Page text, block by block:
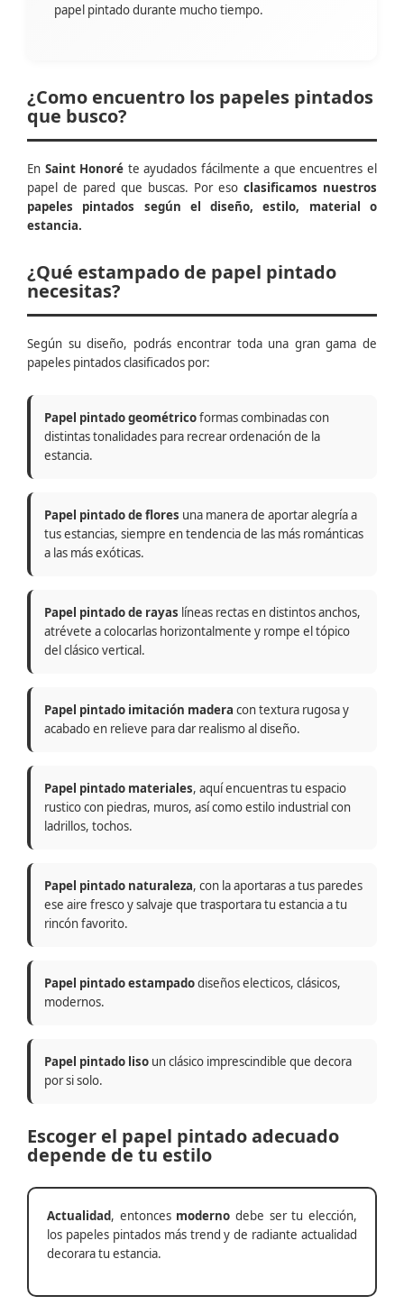
papel pintado durante mucho tiempo.
¿Como encuentro los papeles pintados
que busco?
En Saint Honoré te ayudados fácilmente a que encuentres el
papel de pared que buscas. Por eso clasificamos nuestros
papeles pintados según el diseño, estilo, material o
estancia.
¿Qué estampado de papel pintado
necesitas?
Según su diseño, podrás encontrar toda una gran gama de
papeles pintados clasificados por:
Papel pintado geométricoformas combinadas con
distintas tonalidades para recrear ordenación de la
estancia.
Papel pintado de flores una manera de aportar alegría a
tus estancias, siempre en tendencia de las más románticas
a las más exóticas.
Papel pintado de rayas líneas rectas en distintos anchos,
atrévete a colocarlas horizontalmente y rompe el tópico
del clásico vertical.
Papel pintado imitación madera con textura rugosa y
acabado en relieve para dar realismo al diseño.
Papel pintado materiales, aquí encuentras tu espacio
rustico con piedras, muros, así como estilo industrial con
ladrillos, tochos.
Papel pintado naturaleza, con la aportaras a tus paredes
ese aire fresco y salvaje que trasportara tu estancia a tu
rincón favorito.
Papel pintado estampadodiseños electicos, clásicos,
modernos.
Papel pintado liso un clásico imprescindible que decora
por si solo.
Escoger el papel pintado adecuado
depende de tu estilo
Actualidad, entonces moderno debe ser tu elección,
los papeles pintados más trend y de radiante actualidad
decorara tu estancia.